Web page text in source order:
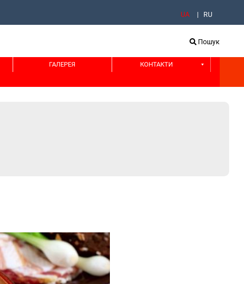
UA RU
Пошук
ГАЛЕРЕЯ
КОНТАКТИ